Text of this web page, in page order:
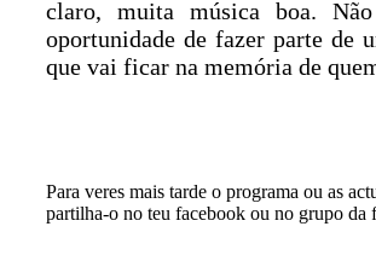
claro, muita música boa.
oportunidade de fazer parte de
que vai ficar na memória de
Para veres mais tarde o programa ou as
partilha-o no teu facebook ou no grupo da